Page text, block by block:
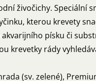
živočichy. Speciální
kterou krevety
písku či
krevetky rády
(sv. zelené),